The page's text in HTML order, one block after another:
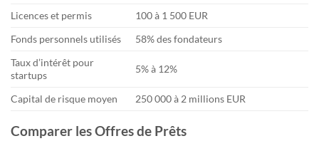
Licences et permis
100 à 1 500 EUR
Fonds personnels utilisés
58% des fondateurs
Taux d’intérêt pour
startups
5% à 12%
Capital de risque moyen 250 000 à 2 millions EUR
Comparer les Offres de Prêts